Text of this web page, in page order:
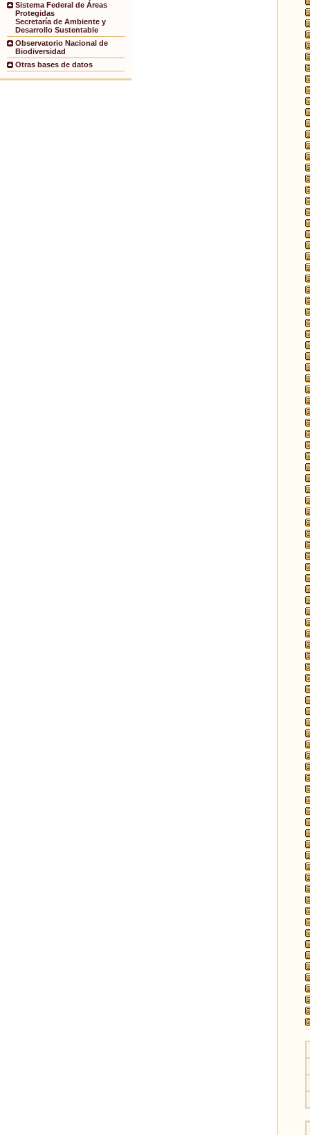
Sistema Federal de Áreas
Protegidas
Secretaría de Ambiente y
Desarrollo Sustentable
Observatorio Nacional de
Biodiversidad
Otras bases de datos